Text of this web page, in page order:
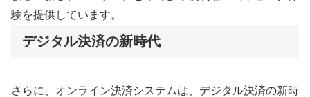
験を提供しています。
デジタル決済の新時代
さらに、オンライン決済システムは、デジタル決済の新時